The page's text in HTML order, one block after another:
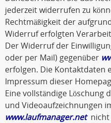
jederzeit widerrufen zu
Rechtmäßigkeit der
Widerruf erfolgten
Der Widerruf der
oder per Mail) gegenüber
erfolgen. Die Kontaktdaten
Impressum dieser
Eine vollständige Löschung
und Videoaufzeichnungen
www.laufmanager.netnicht